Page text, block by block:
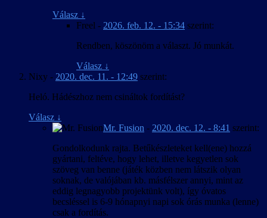
Válasz ↓
Freel - 2026. feb. 12. - 15:34 szerint:
Rendben, köszönöm a választ. Jó munkát.
Válasz ↓
Nixy - 2020. dec. 11. - 12:49 szerint:
Heló. Hádészhoz nem csináltok fordítást?
Válasz ↓
Mr. Fusion - 2020. dec. 12. - 8:41 szerint:
Gondolkodunk rajta. Betűkészleteket kell(ene) hozzá
gyártani, feltéve, hogy lehet, illetve kegyetlen sok
szöveg van benne (játék közben nem látszik olyan
soknak, de valójában kb. másfélszer annyi, mint az
eddig legnagyobb projektünk volt), így óvatos
becsléssel is 6-9 hónapnyi napi sok órás munka (lenne)
csak a fordítás.